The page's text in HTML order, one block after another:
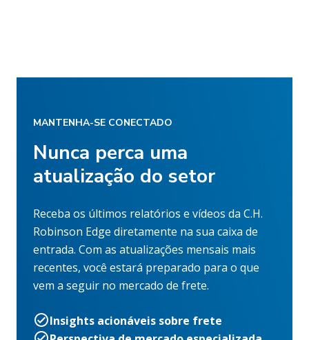
MANTENHA-SE CONECTADO
Nunca perca uma
atualização do setor
Receba os últimos relatórios e vídeos da C.H.
Robinson Edge diretamente na sua caixa de
entrada. Com as atualizações mensais mais
recentes, você estará preparado para o que
vem a seguir no mercado de frete.
Insights acionáveis sobre frete